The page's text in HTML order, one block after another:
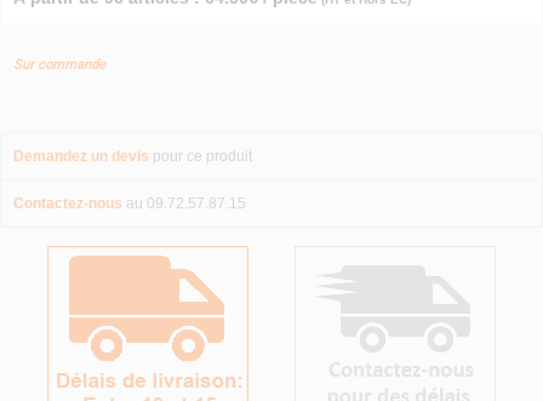
Sur commande
Demandez un devis pour ce produit
Contactez-nous au 09.72.57.87.15